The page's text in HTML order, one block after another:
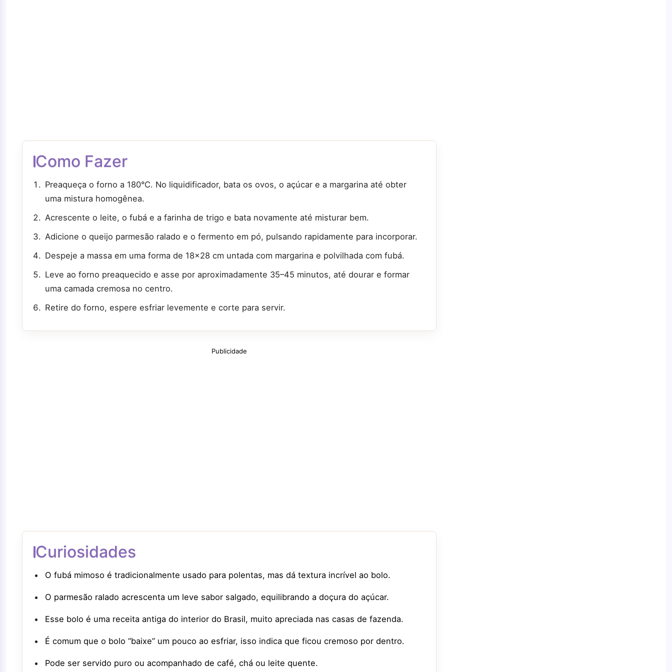
Como Fazer
Preaqueça o forno a 180°C. No liquidificador, bata os ovos, o açúcar e a margarina até obter
uma mistura homogênea.
Acrescente o leite, o fubá e a farinha de trigo e bata novamente até misturar bem.
Adicione o queijo parmesão ralado e o fermento em pó, pulsando rapidamente para incorporar.
Despeje a massa em uma forma de 18x28 cm untada com margarina e polvilhada com fubá.
Leve ao forno preaquecido e asse por aproximadamente 35–45 minutos, até dourar e formar
uma camada cremosa no centro.
Retire do forno, espere esfriar levemente e corte para servir.
Publicidade
Curiosidades
O fubá mimoso é tradicionalmente usado para polentas, mas dá textura incrível ao bolo.
O parmesão ralado acrescenta um leve sabor salgado, equilibrando a doçura do açúcar.
Esse bolo é uma receita antiga do interior do Brasil, muito apreciada nas casas de fazenda.
É comum que o bolo “baixe” um pouco ao esfriar, isso indica que ficou cremoso por dentro.
Pode ser servido puro ou acompanhado de café, chá ou leite quente.